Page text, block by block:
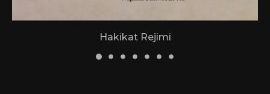
Hakikat Rejimi